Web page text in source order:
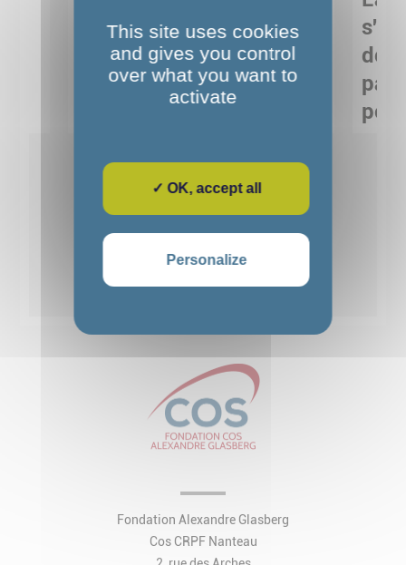
Musée de Préhistoire de
Nemours : apprendre
autrement grâce à la
de
2 3 4
Voir toutes les actualités
Fondation Alexandre Glasberg
Cos CRPF Nanteau
This site uses cookies
and gives you control
over what you want to
activate
✓ OK, accept all
Personalize